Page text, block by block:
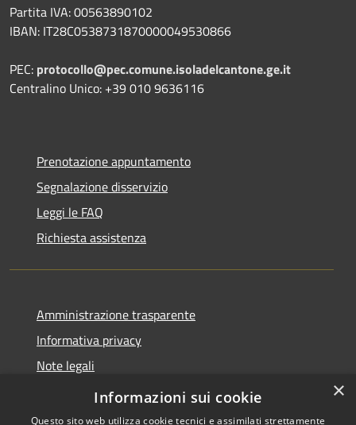
Partita IVA: 00563890102
IBAN: IT28C0538731870000049530866
PEC: protocollo@pec.comune.isoladelcantone.ge.it
Centralino Unico: +39 010 9636116
Prenotazione appuntamento
Segnalazione disservizio
Leggi le FAQ
Richiesta assistenza
Amministrazione trasparente
Informativa privacy
Note legali
Dichiarazione di accessibilità
×
Informazioni sui cookie
Questo sito web utilizza cookie tecnici e assimilati strettamente